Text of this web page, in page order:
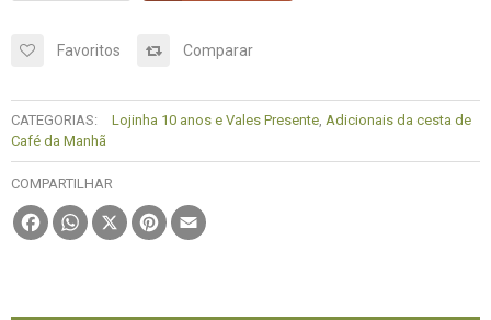
Favoritos Comparar
CATEGORIAS: Lojinha 10 anos e Vales Presente, Adicionais da cesta de
Café da Manhã
COMPARTILHAR
FacebookWhatsApp
X Pinterest